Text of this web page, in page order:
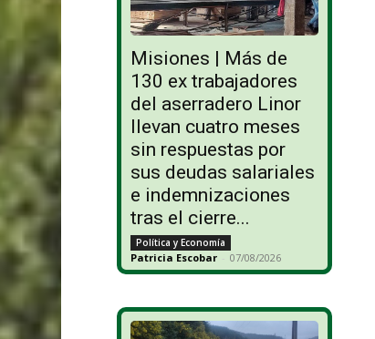
Misiones | Más de
130 ex trabajadores
del aserradero Linor
llevan cuatro meses
sin respuestas por
sus deudas salariales
e indemnizaciones
tras el cierre...
Política y Economía
Patricia Escobar - 07/08/2026